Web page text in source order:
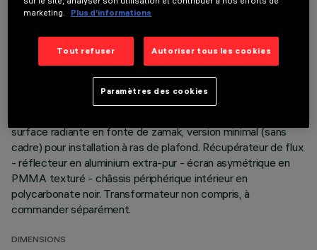
Appareil miniaturisé encastrable linéaire pour sources LED.
Malgré les dimensions extrêmement réduites du produit, la
technologie brevetée du système otique garantit une
surface radiante en fonte de zamak, version minimal (sans
cadre) pour installation à ras de plafond. Récupérateur de flux
- réflecteur en aluminium extra-pur - écran asymétrique en
PMMA texturé - châssis périphérique intérieur en
polycarbonate noir. Transformateur non compris, à
commander séparément.
DIMENSIONS
marketing.
Plus d’informations
Tout refuser Autoriser tous les cookies
Paramètres des cookies